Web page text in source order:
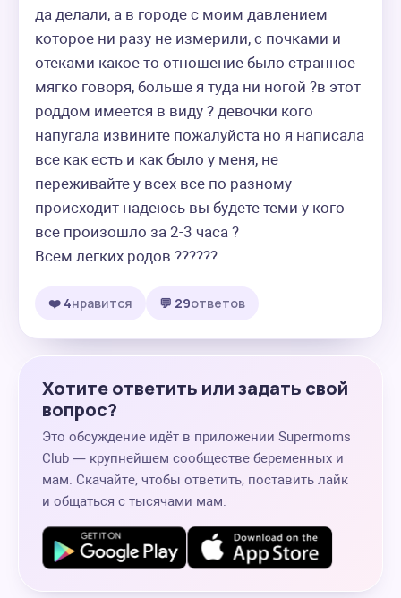
да делали, а в городе с моим давлением
которое ни разу не измерили, с почками и
отеками какое то отношение было странное
мягко говоря, больше я туда ни ногой ?в этот
роддом имеется в виду ? девочки кого
напугала извините пожалуйста но я написала
все как есть и как было у меня, не
переживайте у всех все по разному
происходит надеюсь вы будете теми у кого
все произошло за 2-3 часа ?
Всем легких родов ??????
❤️ 4нравится 💬 29ответов
Хотите ответить или задать свой
вопрос?
Это обсуждение идёт в приложении Supermoms
Club — крупнейшем сообществе беременных и
мам. Скачайте, чтобы ответить, поставить лайк
и общаться с тысячами мам.